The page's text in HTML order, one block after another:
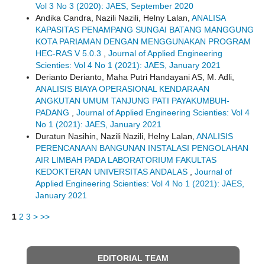
Vol 3 No 3 (2020): JAES, September 2020
Andika Candra, Nazili Nazili, Helny Lalan, ANALISA
KAPASITAS PENAMPANG SUNGAI BATANG MANGGUNG
KOTA PARIAMAN DENGAN MENGGUNAKAN PROGRAM
HEC-RAS V 5.0.3
Journal of Applied Engineering
Scienties: Vol 4 No 1 (2021): JAES, January 2021
Derianto Derianto, Maha Putri Handayani AS, M. Adli,
ANALISIS BIAYA OPERASIONAL KENDARAAN
ANGKUTAN UMUM TANJUNG PATI PAYAKUMBUH-
PADANG
Journal of Applied Engineering Scienties: Vol 4
No 1 (2021): JAES, January 2021
Duratun Nasihin, Nazili Nazili, Helny Lalan, ANALISIS
PERENCANAAN BANGUNAN INSTALASI PENGOLAHAN
AIR LIMBAH PADA LABORATORIUM FAKULTAS
KEDOKTERAN UNIVERSITAS ANDALAS
Journal of
Applied Engineering Scienties: Vol 4 No 1 (2021): JAES,
January 2021
1 2 3 > >>
EDITORIAL TEAM